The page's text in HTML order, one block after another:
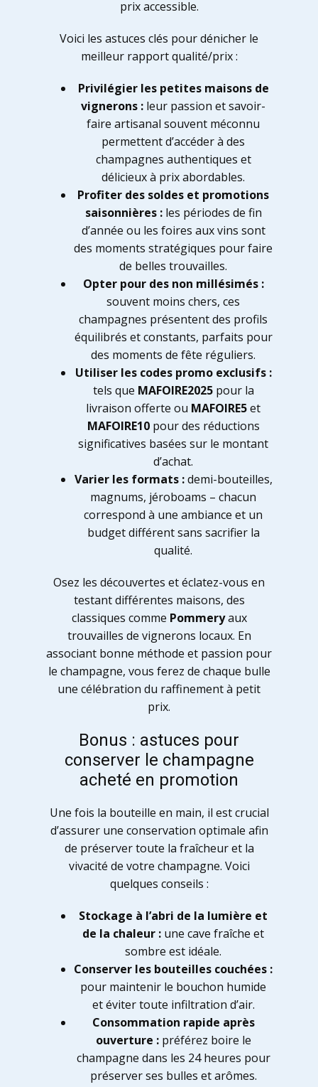
prix accessible.
Voici les astuces clés pour dénicher le
meilleur rapport qualité/prix :
Privilégier les petites maisons de
vignerons : leur passion et savoir-
faire artisanal souvent méconnu
permettent d’accéder à des
champagnes authentiques et
délicieux à prix abordables.
Profiter des soldes et promotions
saisonnières :les périodes de fin
d’année ou les foires aux vins sont
des moments stratégiques pour faire
de belles trouvailles.
Opter pour des non millésimés :
souvent moins chers, ces
champagnes présentent des profils
équilibrés et constants, parfaits pour
des moments de fête réguliers.
Utiliser les codes promo exclusifs :
tels que MAFOIRE2025pour la
livraison offerte ou MAFOIRE5et
MAFOIRE10pour des réductions
significatives basées sur le montant
d’achat.
Varier les formats :demi-bouteilles,
magnums, jéroboams – chacun
correspond à une ambiance et un
budget différent sans sacrifier la
qualité.
Osez les découvertes et éclatez-vous en
testant différentes maisons, des
classiques comme Pommeryaux
trouvailles de vignerons locaux. En
associant bonne méthode et passion pour
le champagne, vous ferez de chaque bulle
une célébration du raffinement à petit
prix.
Bonus : astuces pour
conserver le champagne
acheté en promotion
Une fois la bouteille en main, il est crucial
d’assurer une conservation optimale afin
de préserver toute la fraîcheur et la
vivacité de votre champagne. Voici
quelques conseils :
Stockage à l’abri de la lumière et
de la chaleur : une cave fraîche et
sombre est idéale.
Conserver les bouteilles couchées :
pour maintenir le bouchon humide
et éviter toute infiltration d’air.
Consommation rapide après
ouverture :préférez boire le
champagne dans les 24 heures pour
préserver ses bulles et arômes.